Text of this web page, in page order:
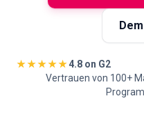
🇩🇪
★★★★★4.8 on G2
Vertrauen von 100+